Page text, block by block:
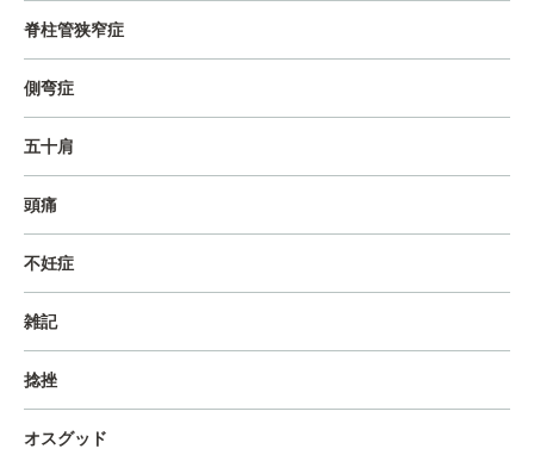
脊柱管狭窄症
側弯症
五十肩
頭痛
不妊症
雑記
捻挫
オスグッド